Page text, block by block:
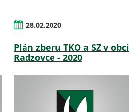
28.02.2020
Plán zberu TKO a SZ v obci
Radzovce - 2020